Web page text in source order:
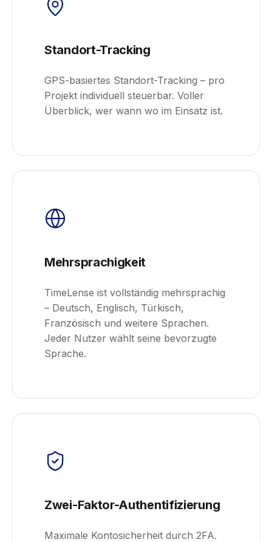
Standort-Tracking
GPS-basiertes Standort-Tracking – pro
Projekt individuell steuerbar. Voller
Überblick, wer wann wo im Einsatz ist.
Mehrsprachigkeit
TimeLense ist vollständig mehrsprachig
– Deutsch, Englisch, Türkisch,
Französisch und weitere Sprachen.
Jeder Nutzer wählt seine bevorzugte
Sprache.
Zwei-Faktor-Authentifizierung
Maximale Kontosicherheit durch 2FA.